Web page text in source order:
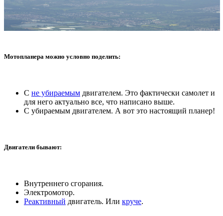
Мотопланера можно условно поделить:
С не убираемым двигателем. Это фактически самолет и
для него актуально все, что написано выше.
С убираемым двигателем. А вот это настоящий планер!
Двигатели бывают:
Внутреннего сгорания.
Электромотор.
Реактивный двигатель. Или круче.